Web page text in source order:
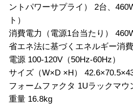
ントパワーサプライ） 2台、
ト）
消費電力（電源1台当たり）
省エネ法に基づくエネルギー
電源 100-120V（50Hz-60Hz）
サイズ（W×D ×H）
フォームファクタ 1Uラックマウ
重量 16.8kg